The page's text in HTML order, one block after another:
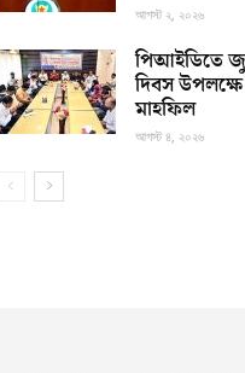
আগস্ট ২, ২০২৬
পিআইডিতে
দিবস
মাহফিল
আগস্ট ৪, ২০২৬